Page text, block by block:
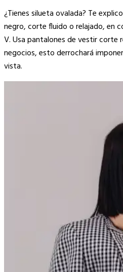
¿Tienes silueta ovalada? Te
negro, corte fluido o relajado, en
V. Usa pantalones de vestir corte
negocios, esto derrochará
vista.